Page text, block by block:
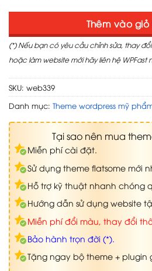
Thêm vào giỏ
(*) Nếu bạn có yêu cầu chỉnh sửa, thay
hoặc làm website mới hãy liên hệ WPFast
SKU: web339
Danh mục: Theme wordpress mỹ
Tại sao nên mua
Miễn phí cài đặt.
Sử dụng theme flatsome mới
Hỗ trợ kỹ thuật nhanh chóng
Hướng dẫn sử dụng website
Miễn phí đổi màu, thay đổi
Bảo hành trọn đời (*).
Tặng ngay bộ theme + plugin